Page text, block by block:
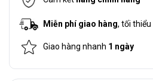
Miễn phí giao hàng, tối thiểu
Giao hàng nhanh 1 ngày